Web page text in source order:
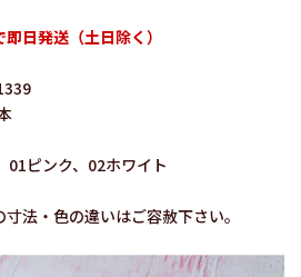
日発送（土日除く）
ピンク、02ホワイト
法・色の違いはご容赦下さい。